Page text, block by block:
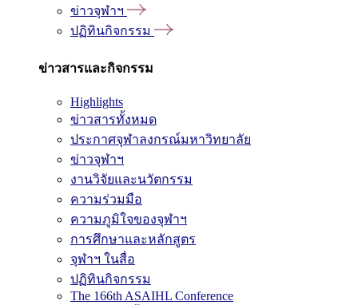
ข่าวจุฬาฯ
ปฏิทินกิจกรรม
ข่าวสารและกิจกรรม
Highlights
ข่าวสารทั้งหมด
ประกาศจุฬาลงกรณ์มหาวิทยาลัย
ข่าวจุฬาฯ
งานวิจัยและนวัตกรรม
ความร่วมมือ
ความภูมิใจของจุฬาฯ
การศึกษาและหลักสูตร
จุฬาฯ ในสื่อ
ปฏิทินกิจกรรม
The 166th ASAIHL Conference